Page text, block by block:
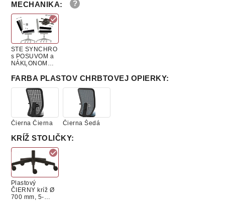
MECHANIKA:
STE SYNCHRO
s POSUVOM a
NÁKLONOM
FARBA PLASTOV CHRBTOVEJ OPIERKY:
Čierna Čierna Čierna Šedá
KRÍŽ STOLIČKY:
Plastový
ČIERNY kríž Ø
700 mm, 5-